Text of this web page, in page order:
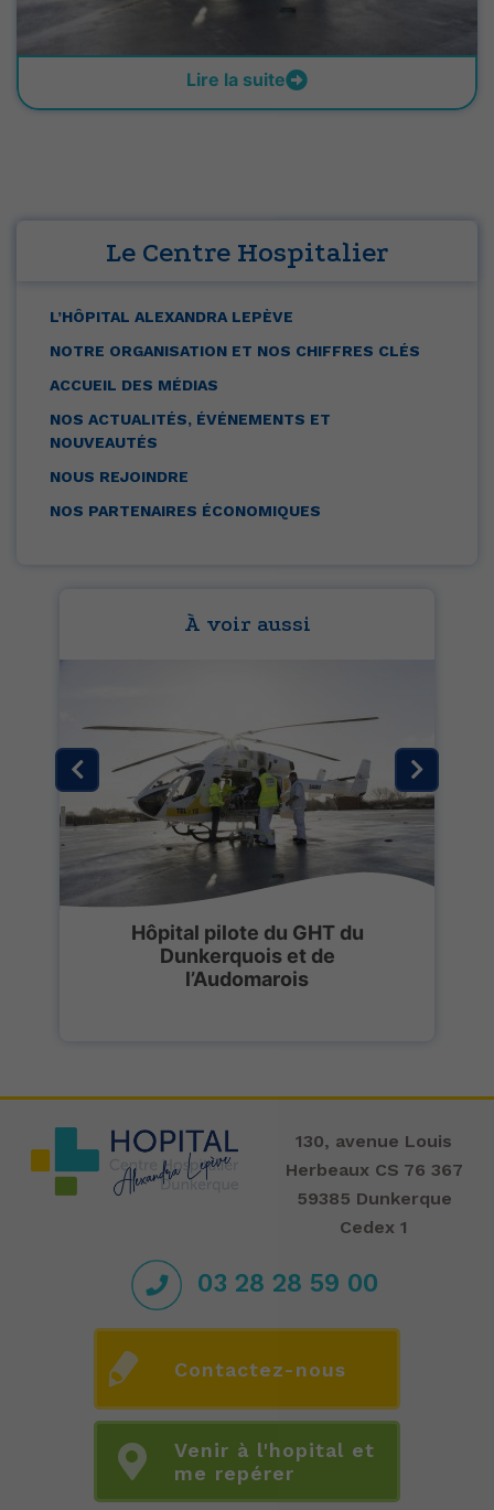
Lire la suite
Le Centre Hospitalier
L’HÔPITAL ALEXANDRA LEPÈVE
NOTRE ORGANISATION ET NOS CHIFFRES CLÉS
ACCUEIL DES MÉDIAS
NOS ACTUALITÉS, ÉVÉNEMENTS ET
NOUVEAUTÉS
NOUS REJOINDRE
NOS PARTENAIRES ÉCONOMIQUES
À voir aussi
Hôpital pilote du GHT du
Dunkerquois et de
l’Audomarois
130, avenue Louis
Herbeaux CS 76 367
59385 Dunkerque
Cedex 1
03 28 28 59 00
Contactez-nous
Venir à l'hopital et
me repérer